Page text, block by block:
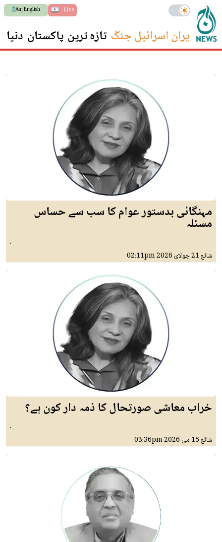
Live
Aaj English
ایران اسرائیل جنگ تازہ ترین پاکستان دنیا
مہنگائی بدستور عوام کا سب سے حساس
مسئلہ
.
شائع21 جولائ 2026 02:11pm
خراب معاشی صورتحال کا ذمہ دار کون ہے؟
.
شائع15 مئ 2026 03:36pm